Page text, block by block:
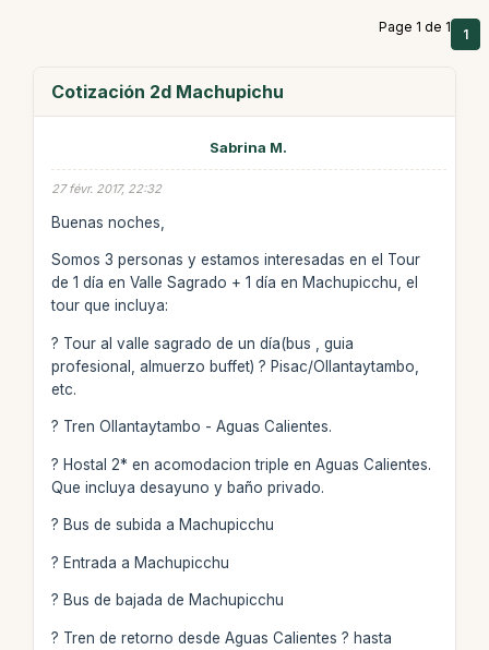
Page 1 de 1 1
Cotización 2d Machupichu
Sabrina M.
27 févr. 2017, 22:32
Buenas noches,
Somos 3 personas y estamos interesadas en el Tour
de 1 día en Valle Sagrado + 1 día en Machupicchu, el
tour que incluya:
? Tour al valle sagrado de un día(bus , guia
profesional, almuerzo buffet) ? Pisac/Ollantaytambo,
etc.
? Tren Ollantaytambo - Aguas Calientes.
? Hostal 2* en acomodacion triple en Aguas Calientes.
Que incluya desayuno y baño privado.
? Bus de subida a Machupicchu
? Entrada a Machupicchu
? Bus de bajada de Machupicchu
? Tren de retorno desde Aguas Calientes ? hasta